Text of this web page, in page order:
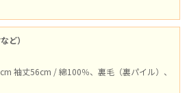
ど）
袖丈56cm / 綿100％、裏毛（裏パイル）、